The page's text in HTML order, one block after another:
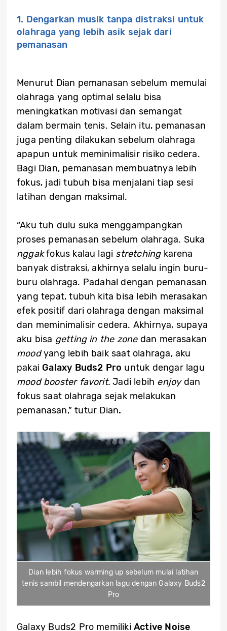
1. Dengarkan musik tanpa distraksi untuk
olahraga yang lebih asik sejak dari
pemanasan
Menurut Dian pemanasan sebelum memulai
olahraga yang optimal selalu bisa
meningkatkan motivasi dan semangat
dalam bermain tenis. Selain itu, pemanasan
juga penting dilakukan sebelum olahraga
apapun untuk meminimalisir risiko cedera.
Bagi Dian, pemanasan membuatnya lebih
fokus, jadi tubuh bisa menjalani tiap sesi
latihan dengan maksimal.
“Aku tuh dulu suka menggampangkan
proses pemanasan sebelum olahraga. Suka
nggakfokus kalau lagi stretching karena
banyak distraksi, akhirnya selalu ingin buru-
buru olahraga. Padahal dengan pemanasan
yang tepat, tubuh kita bisa lebih merasakan
efek positif dari olahraga dengan maksimal
dan meminimalisir cedera. Akhirnya, supaya
aku bisa getting in the zone dan merasakan
moodyang lebih baik saat olahraga, aku
pakai Galaxy Buds2 Pro untuk dengar lagu
mood booster favorit.Jadi lebih enjoydan
fokus saat olahraga sejak melakukan
pemanasan,” tutur Dian.
Dian lebih fokus warming up sebelum mulai latihan
tenis sambil mendengarkan lagu dengan Galaxy Buds2
Pro
Galaxy Buds2 Pro memiliki Active Noise